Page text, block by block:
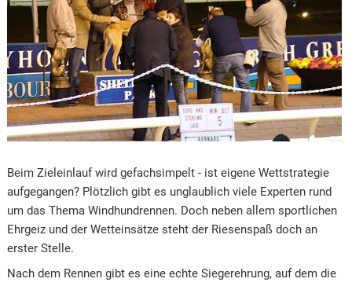
Beim Zieleinlauf wird gefachsimpelt - ist eigene Wettstrategie
aufgegangen? Plötzlich gibt es unglaublich viele Experten rund
um das Thema Windhundrennen. Doch neben allem sportlichen
Ehrgeiz und der Wetteinsätze steht der Riesenspaß doch an
erster Stelle.
Nach dem Rennen gibt es eine echte Siegerehrung, auf dem die